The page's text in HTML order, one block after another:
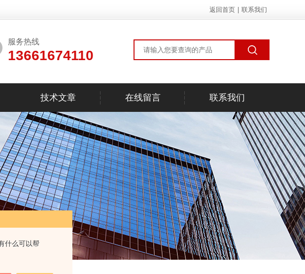
什么可以帮
返回首页 联系我们
服务热线
13661674110
技术文章 在线留言 联系我们